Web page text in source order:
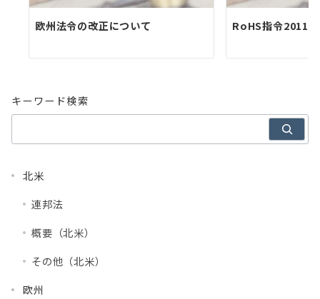
欧州法令の改正について RoHS指令2011/
キーワード検索
北米
連邦法
概要（北米）
その他（北米）
欧州